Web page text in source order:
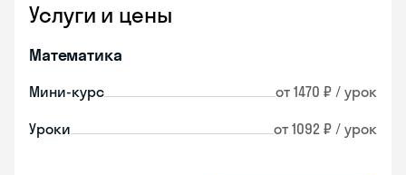
Услуги и цены
Математика
Мини-курс от 1470 ₽ / урок
Уроки от 1092 ₽ / урок